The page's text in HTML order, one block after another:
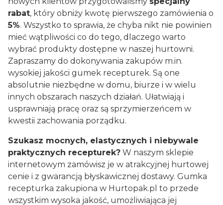
rabat, który obniży kwotę pierwszego zamówienia o
5%. Wszystko to sprawia, że chyba nikt nie powinien
mieć wątpliwości co do tego, dlaczego warto
wybrać produkty dostępne w naszej hurtowni.
Zapraszamy do dokonywania zakupów m.in.
wysokiej jakości gumek recepturek. Są one
absolutnie niezbędne w domu, biurze i w wielu
innych obszarach naszych działań. Ułatwiają i
usprawniają pracę oraz są sprzymierzeńcem w
kwestii zachowania porządku.
Szukasz mocnych, elastycznych i niebywale
praktycznych recepturek? W naszym sklepie
internetowym zamówisz je w atrakcyjnej hurtowej
cenie i z gwarancją błyskawicznej dostawy. Gumka
recepturka zakupiona w Hurtopak.pl to przede
wszystkim wysoka jakość, umożliwiająca jej